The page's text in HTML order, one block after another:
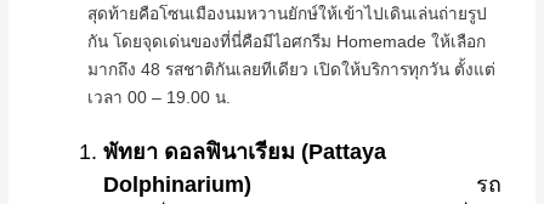
สุดท้ายคือโซนเมืองนมหวานยักษ์ให้เข้าไปเดินเล่นถ่ายรูป
กัน โดยจุดเด่นของที่นี่คือมีไอศกรีม Homemade ให้เลือก
มากถึง 48 รสชาติกันเลยทีเดียว เปิดให้บริการทุกวัน ตั้งแต่
เวลา 00 – 19.00 น.
พัทยา ดอลฟินาเรียม (Pattaya
Dolphinarium) รถ